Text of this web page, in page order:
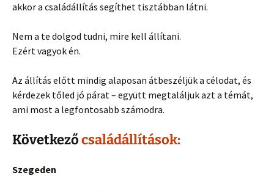
akkor a családállítás segíthet tisztábban látni.
Nem a te dolgod tudni, mire kell állítani.
Ezért vagyok én.
Az állítás előtt mindig alaposan átbeszéljük a célodat, és
kérdezek tőled jó párat – együtt megtaláljuk azt a témát,
ami most a legfontosabb számodra.
Következőcsaládállítások:
Szegeden